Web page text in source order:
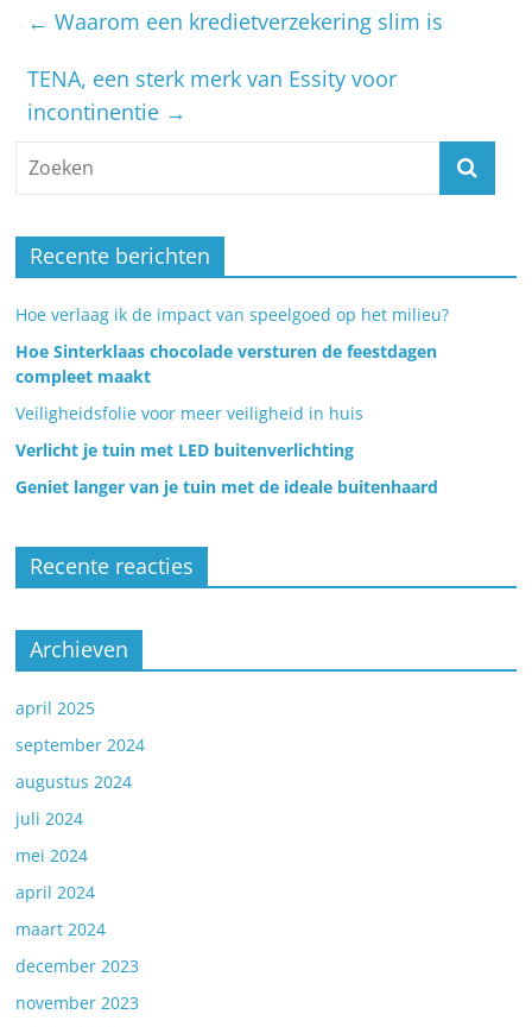
← Waarom een kredietverzekering slim is
TENA, een sterk merk van Essity voor
incontinentie →
Recente berichten
Hoe verlaag ik de impact van speelgoed op het milieu?
Hoe Sinterklaas chocolade versturen de feestdagen
compleet maakt
Veiligheidsfolie voor meer veiligheid in huis
Verlicht je tuin met LED buitenverlichting
Geniet langer van je tuin met de ideale buitenhaard
Recente reacties
Archieven
april 2025
september 2024
augustus 2024
juli 2024
mei 2024
april 2024
maart 2024
december 2023
november 2023